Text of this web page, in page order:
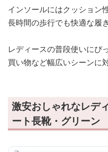
インソールにはクッション
長時間の歩行でも快適な履
レディースの普段使いにぴ
買い物など幅広いシーンに
激安おしゃれなレデ
ート長靴・グリーン